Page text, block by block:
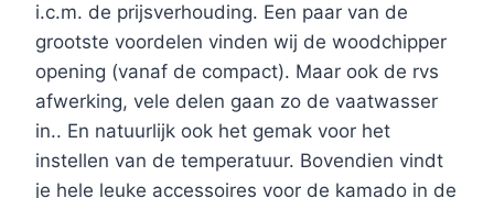
i.c.m. de prijsverhouding. Een paar van de
grootste voordelen vinden wij de woodchipper
opening (vanaf de compact). Maar ook de rvs
afwerking, vele delen gaan zo de vaatwasser
in.. En natuurlijk ook het gemak voor het
instellen van de temperatuur. Bovendien vindt
je hele leuke accessoires voor de kamado in de